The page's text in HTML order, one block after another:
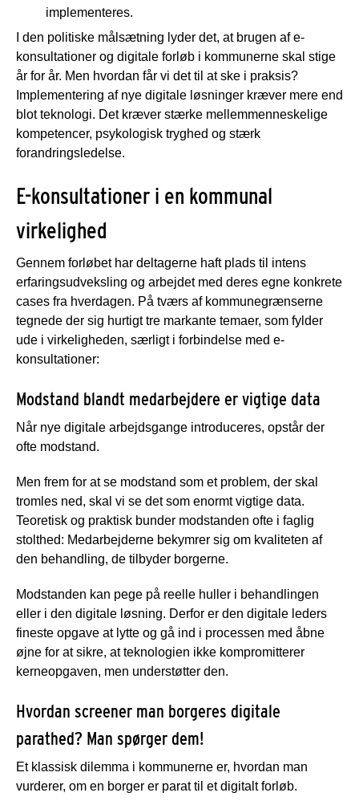
implementeres.
I den politiske målsætning lyder det, at brugen af e-
konsultationer og digitale forløb i kommunerne skal stige
år for år. Men hvordan får vi det til at ske i praksis?
Implementering af nye digitale løsninger kræver mere end
blot teknologi. Det kræver stærke mellemmenneskelige
kompetencer, psykologisk tryghed og stærk
forandringsledelse.
E-konsultationer i en kommunal
virkelighed
Gennem forløbet har deltagerne haft plads til intens
erfaringsudveksling og arbejdet med deres egne konkrete
cases fra hverdagen. På tværs af kommunegrænserne
tegnede der sig hurtigt tre markante temaer, som fylder
ude i virkeligheden, særligt i forbindelse med e-
konsultationer:
Modstand blandt medarbejdere er vigtige data
Når nye digitale arbejdsgange introduceres, opstår der
ofte modstand.
Men frem for at se modstand som et problem, der skal
tromles ned, skal vi se det som enormt vigtige data.
Teoretisk og praktisk bunder modstanden ofte i faglig
stolthed: Medarbejderne bekymrer sig om kvaliteten af
den behandling, de tilbyder borgerne.
Modstanden kan pege på reelle huller i behandlingen
eller i den digitale løsning. Derfor er den digitale leders
fineste opgave at lytte og gå ind i processen med åbne
øjne for at sikre, at teknologien ikke kompromitterer
kerneopgaven, men understøtter den.
Hvordan screener man borgeres digitale
parathed? Man spørger dem!
Et klassisk dilemma i kommunerne er, hvordan man
vurderer, om en borger er parat til et digitalt forløb.